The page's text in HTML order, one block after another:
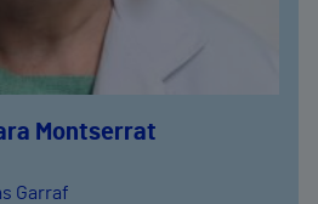
Montserrat
Garraf